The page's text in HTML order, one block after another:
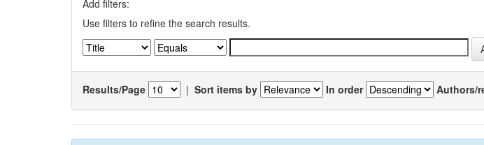
Add filters:
Use filters to refine the search results.
Results/Page | Sort items by In order Authors/